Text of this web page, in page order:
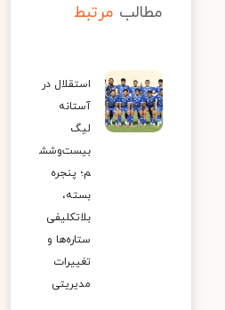
مطالب مرتبط
استقلال در
آستانه
لیگ
بیست‌وشش
م؛ پنجره
بسته،
بلاتکلیفی
ستاره‌ها و
تغییرات
مدیریتی